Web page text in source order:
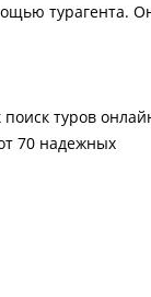
турагента.
туров
70 надежных